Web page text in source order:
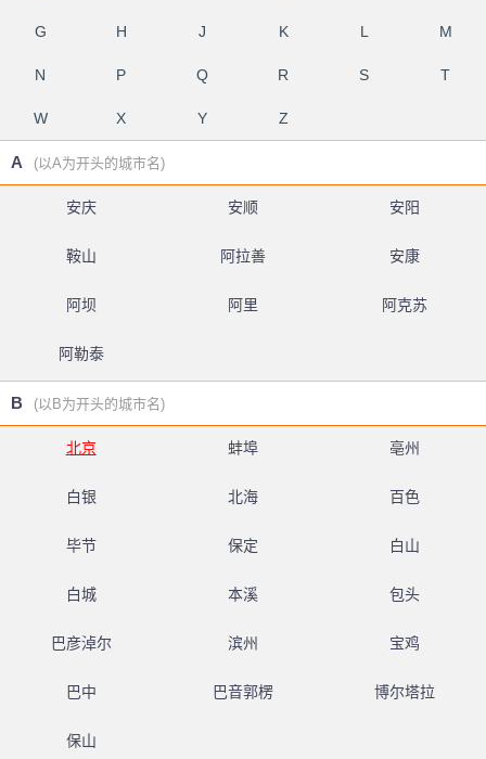
G H J K L M
N P Q R S T
W X Y Z
A (以A为开头的城市名)
安庆 安顺 安阳
鞍山 阿拉善 安康
阿坝 阿里 阿克苏
阿勒泰
B (以B为开头的城市名)
北京 蚌埠 亳州
白银 北海 百色
毕节 保定 白山
白城 本溪 包头
巴彦淖尔 滨州 宝鸡
巴中 巴音郭楞 博尔塔拉
保山